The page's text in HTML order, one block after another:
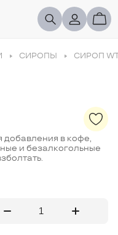
СИРОПЫ СИРОП
добавления в кофе,
и безалкогольные